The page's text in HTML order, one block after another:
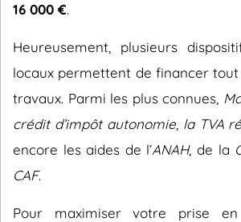
16 000 €.
Heureusement, plusieurs
locaux permettent de financer
travaux. Parmi les plus connues,
crédit d’impôt autonomie, la TVA
encore les aides de l’ANAH, de la
CAF.
Pour maximiser votre prise